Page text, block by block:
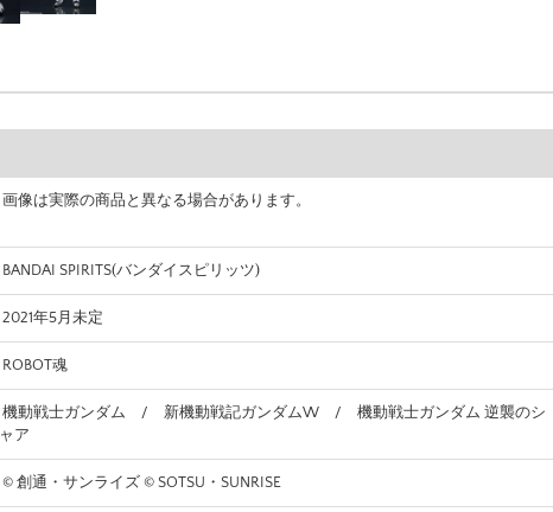
画像は実際の商品と異なる場合があります。
BANDAI SPIRITS(バンダイスピリッツ)
2021年5月未定
ROBOT魂
機動戦士ガンダム / 新機動戦記ガンダムW / 機動戦士ガンダム 逆襲のシ
ャア
© 創通・サンライズ © SOTSU・SUNRISE